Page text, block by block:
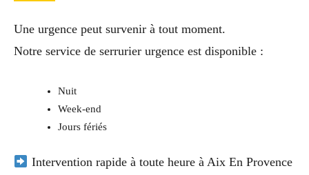
Une urgence peut survenir à tout moment.
Notre service de serrurier urgence est disponible :
Nuit
Week-end
Jours fériés
Intervention rapide à toute heure à Aix En Provence